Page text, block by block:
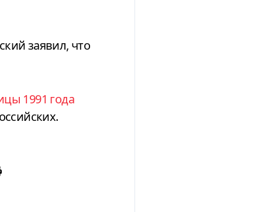
заявил, что
1991 года